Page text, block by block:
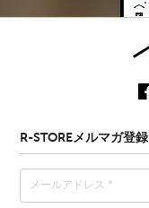
R-STOREメルマガ登録